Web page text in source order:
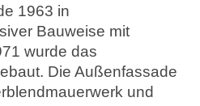
1963 in
Bauweise mit
wurde das
Die Außenfassade
und